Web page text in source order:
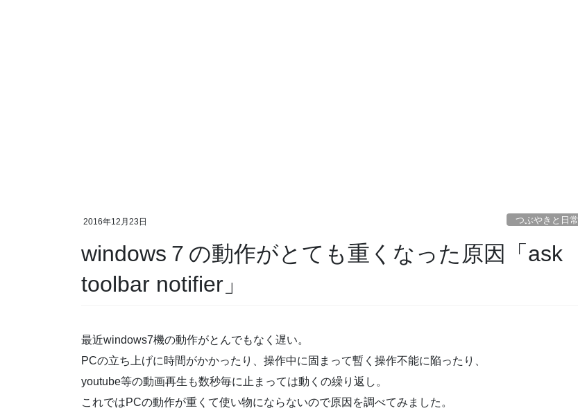
2016年12月23日 つぶやきと日常
windows７の動作がとても重くなった原因「ask
toolbar notifier」
最近windows7機の動作がとんでもなく遅い。
PCの立ち上げに時間がかかったり、操作中に固まって暫く操作不能に陥ったり、
youtube等の動画再生も数秒毎に止まっては動くの繰り返し。
これではPCの動作が重くて使い物にならないので原因を調べてみました。